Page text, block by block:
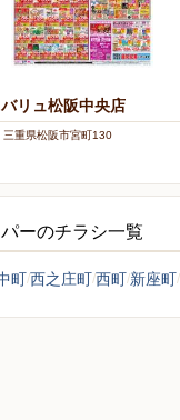
リュ松阪中央店
重県松阪市宮町130
ーのチラシ一覧
町西之庄町西町 新座町